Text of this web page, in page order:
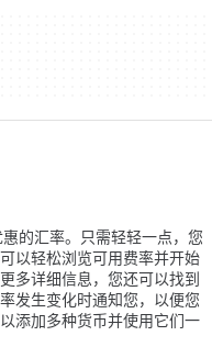
的汇率。只需轻轻一点，您
以轻松浏览可用费率并开始
多详细信息，您还可以找到
发生变化时通知您，以便您
添加多种货币并使用它们一